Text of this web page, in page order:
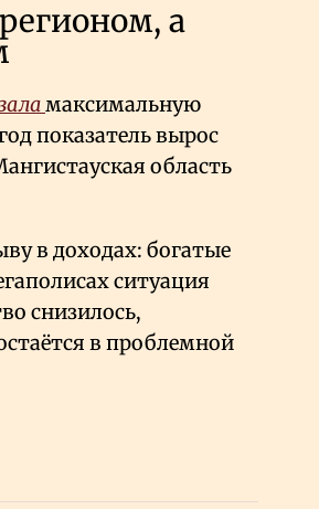
а
максимальную
показатель вырос
область
в доходах: богатые
ситуация
снизилось,
в проблемной